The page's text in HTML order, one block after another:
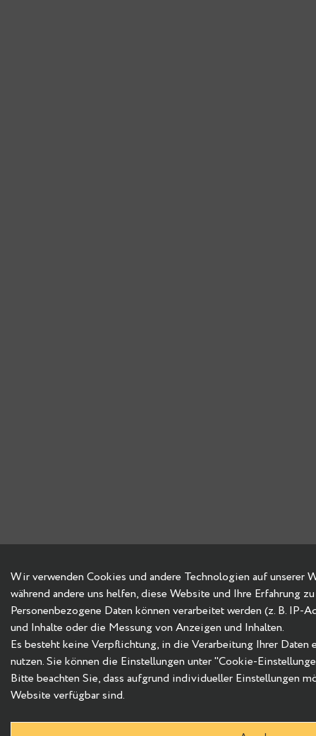
Wir verwenden Cookies und andere Technologien auf unserer
während andere uns helfen, diese Website und Ihre Erfahrung
Personenbezogene Daten können verarbeitet werden (z. B. IP-
und Inhalte oder die Messung von Anzeigen und Inhalten.
Es besteht keine Verpflichtung, in die Verarbeitung Ihrer
nutzen. Sie können die Einstellungen unter "Cookie-
Bitte beachten Sie, dass aufgrund individueller Einstellungen
Website verfügbar sind.